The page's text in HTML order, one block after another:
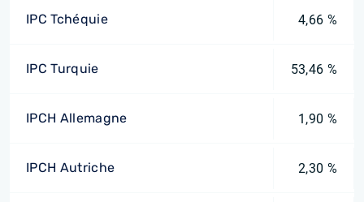
IPC Tchéquie 4,66 %
IPC Turquie 53,46 %
IPCH Allemagne 1,90 %
IPCH Autriche 2,30 %